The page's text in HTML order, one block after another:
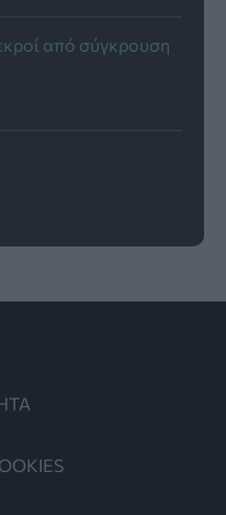
από σύγκρουση